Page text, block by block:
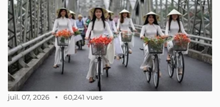
juil. 07, 2026 60,241 vues